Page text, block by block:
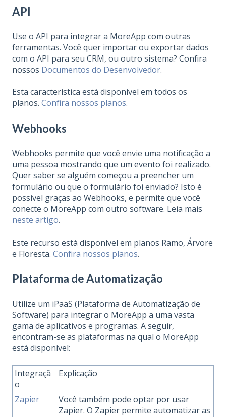
API
Use o API para integrar a MoreApp com outras
ferramentas. Você quer importar ou exportar dados
com o API para seu CRM, ou outro sistema? Confira
nossos Documentos do Desenvolvedor.
Esta característica está disponível em todos os
planos. Confira nossos planos.
Webhooks
Webhooks permite que você envie uma notificação a
uma pessoa mostrando que um evento foi realizado.
Quer saber se alguém começou a preencher um
formulário ou que o formulário foi enviado? Isto é
possível graças ao Webhooks, e permite que você
conecte o MoreApp com outro software. Leia mais
neste artigo.
Este recurso está disponível em planos Ramo, Árvore
e Floresta. Confira nossos planos.
Plataforma de Automatização
Utilize um iPaaS (Plataforma de Automatização de
Software) para integrar o MoreApp a uma vasta
gama de aplicativos e programas. A seguir,
encontram-se as plataformas na qual o MoreApp
está disponível:
Integraçã
o
Explicação
Zapier
Você também pode optar por usar
Zapier. O Zapier permite automatizar as